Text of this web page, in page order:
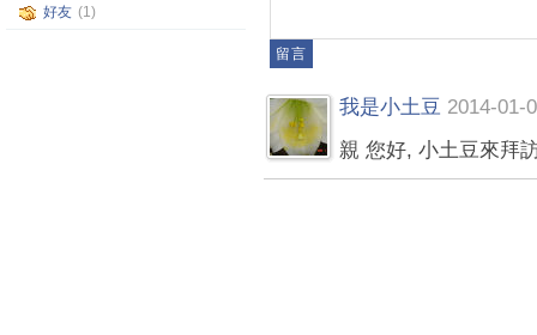
好友 (1)
我是小土豆 2014-01-
親 您好, 小土豆來拜